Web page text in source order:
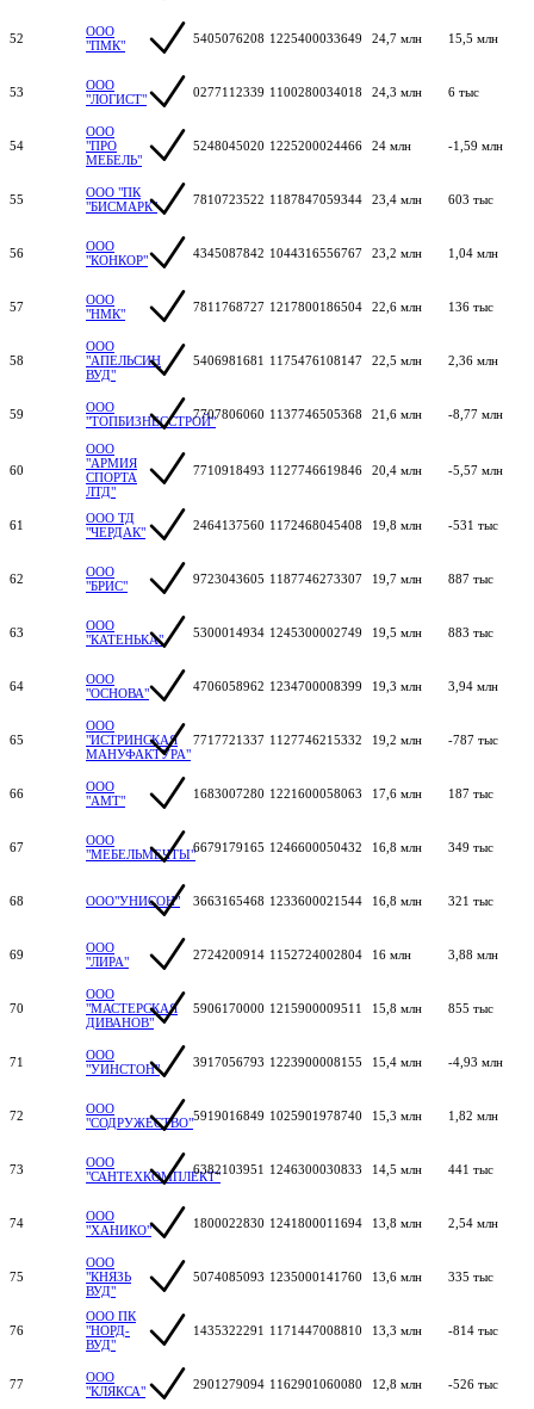
52
ООО
"ПМК"
5405076208 1225400033649 24,7 млн 15,5 млн
53
ООО
"ЛОГИСТ"
0277112339 1100280034018 24,3 млн 6 тыс
54
ООО
"ПРО
МЕБЕЛЬ"
5248045020 1225200024466 24 млн -1,59 млн
55
ООО "ПК
"БИСМАРК"
7810723522 1187847059344 23,4 млн 603 тыс
56
ООО
"КОНКОР"
4345087842 1044316556767 23,2 млн 1,04 млн
57
ООО
"НМК"
7811768727 1217800186504 22,6 млн 136 тыс
58
ООО
"АПЕЛЬСИН
ВУД"
5406981681 1175476108147 22,5 млн 2,36 млн
59
ООО
"ТОПБИЗНЕССТРОЙ"7707806060 1137746505368 21,6 млн -8,77 млн
60
ООО
"АРМИЯ
СПОРТА
ЛТД"
7710918493 1127746619846 20,4 млн -5,57 млн
61
ООО ТД
"ЧЕРДАК"
2464137560 1172468045408 19,8 млн -531 тыс
62
ООО
"БРИС"
9723043605 1187746273307 19,7 млн 887 тыс
63
ООО
"КАТЕНЬКА"
5300014934 1245300002749 19,5 млн 883 тыс
64
ООО
"ОСНОВА"
4706058962 1234700008399 19,3 млн 3,94 млн
65
ООО
"ИСТРИНСКАЯ
МАНУФАКТУРА"
7717721337 1127746215332 19,2 млн -787 тыс
66
ООО
"АМТ"
1683007280 1221600058063 17,6 млн 187 тыс
67
ООО
"МЕБЕЛЬМЕЧТЫ"6679179165 1246600050432 16,8 млн 349 тыс
68 ООО"УНИСОН" 3663165468 1233600021544 16,8 млн 321 тыс
69
ООО
"ЛИРА"
2724200914 1152724002804 16 млн 3,88 млн
70
ООО
"МАСТЕРСКАЯ
ДИВАНОВ"
5906170000 1215900009511 15,8 млн 855 тыс
71
ООО
"УИНСТОН"
3917056793 1223900008155 15,4 млн -4,93 млн
72
ООО
"СОДРУЖЕСТВО"5919016849 1025901978740 15,3 млн 1,82 млн
73
ООО
"САНТЕХКОМПЛЕКТ"6382103951 1246300030833 14,5 млн 441 тыс
74
ООО
"ХАНИКО"
1800022830 1241800011694 13,8 млн 2,54 млн
75
ООО
"КНЯЗЬ
ВУД"
5074085093 1235000141760 13,6 млн 335 тыс
76
ООО ПК
"НОРД-
ВУД"
1435322291 1171447008810 13,3 млн -814 тыс
77
ООО
"КЛЯКСА"
2901279094 1162901060080 12,8 млн -526 тыс